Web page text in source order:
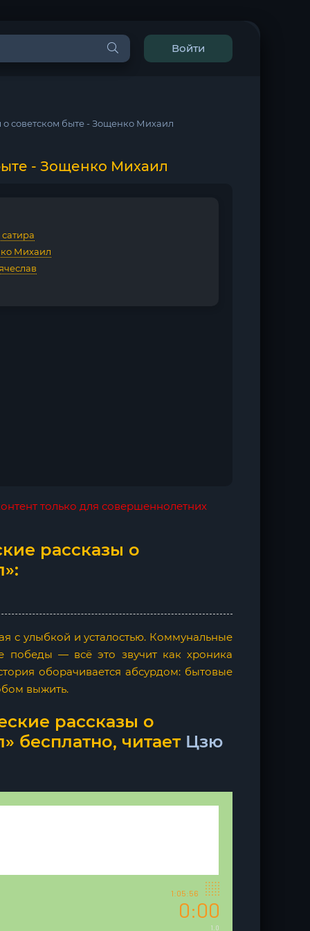
Войти
советском быте - Зощенко Михаил
- Зощенко Михаил
Михаил
только для совершеннолетних
рассказы о
с улыбкой и усталостью. Коммунальные
победы — всё это звучит как хроника
оборачивается абсурдом: бытовые
выжить.
рассказы о
бесплатно, читает Цзю
0:00
1:05:56
1.0